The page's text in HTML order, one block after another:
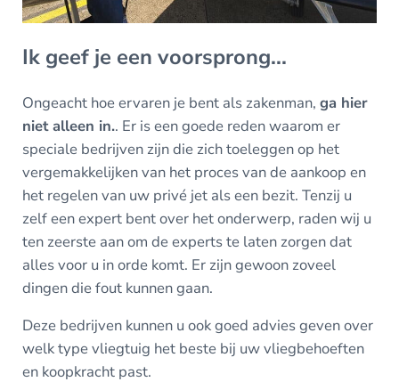
Ik geef je een voorsprong...
Ongeacht hoe ervaren je bent als zakenman, ga hier
niet alleen in.. Er is een goede reden waarom er
speciale bedrijven zijn die zich toeleggen op het
vergemakkelijken van het proces van de aankoop en
het regelen van uw privé jet als een bezit. Tenzij u
zelf een expert bent over het onderwerp, raden wij u
ten zeerste aan om de experts te laten zorgen dat
alles voor u in orde komt. Er zijn gewoon zoveel
dingen die fout kunnen gaan.
Deze bedrijven kunnen u ook goed advies geven over
welk type vliegtuig het beste bij uw vliegbehoeften
en koopkracht past.